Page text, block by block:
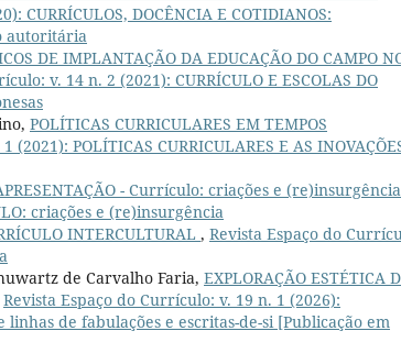
CURRÍCULOS, DOCÊNCIA E COTIDIANOS:
autoritária
DE IMPLANTAÇÃO DA EDUCAÇÃO DO CAMPO
v. 14 n. 2 (2021): CURRÍCULO E ESCOLAS DO
POLÍTICAS CURRICULARES EM TEMPOS
POLÍTICAS CURRICULARES E AS
- Currículo: criações e (re)insurgência
criações e (re)insurgência
INTERCULTURAL , Revista Espaço do
de Carvalho Faria, EXPLORAÇÃO ESTÉTICA
Revista Espaço do Currículo: v. 19 n. 1 (2026):
linhas de fabulações e escritas-de-si [Publicação em